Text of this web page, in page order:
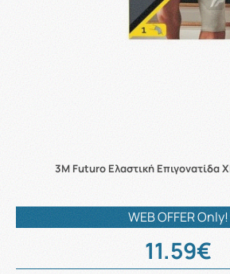
3M Futuro Ελαστική Επιγονατίδα
WEB OFFER Only!
11.59€